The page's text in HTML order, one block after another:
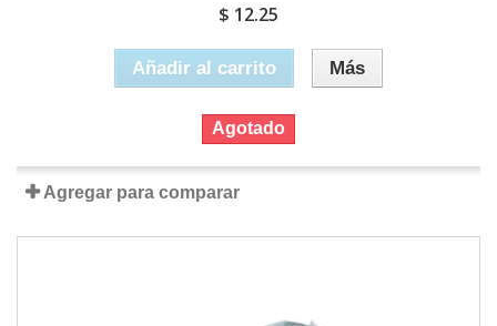
$ 12.25
Añadir al carrito Más
Agotado
Agregar para comparar